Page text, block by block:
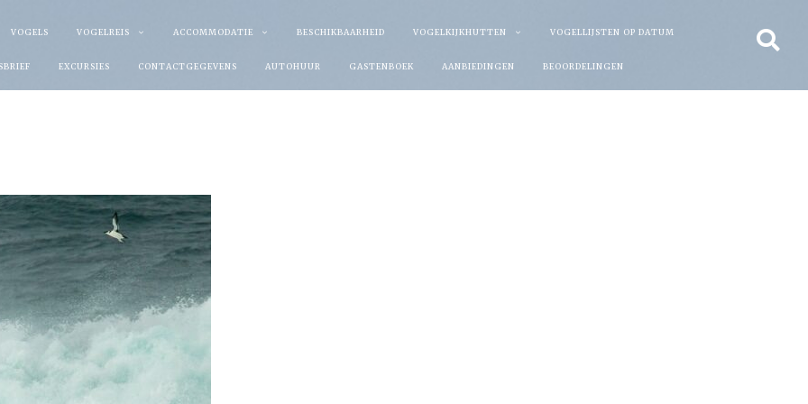
VOGELS VOGELREIS ACCOMMODATIE BESCHIKBAARHEID VOGELKIJKHUTTEN VOGELLIJSTEN OP DATUM
EXCURSIES CONTACTGEGEVENS AUTOHUUR GASTENBOEK AANBIEDINGEN BEOORDELINGEN